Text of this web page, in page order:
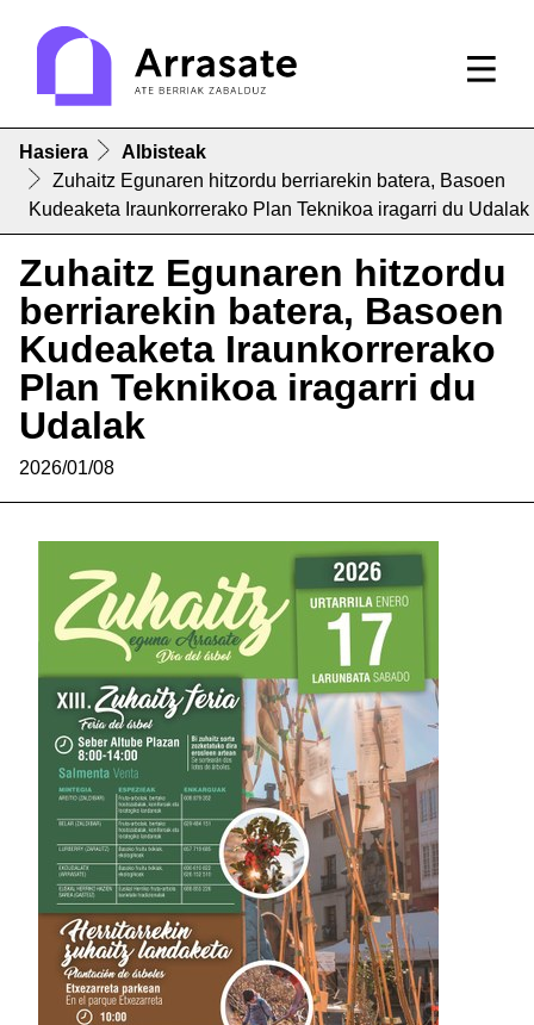
Hasiera
Albisteak
Zuhaitz Egunaren hitzordu berriarekin batera, Basoen
Kudeaketa Iraunkorrerako Plan Teknikoa iragarri du Udalak
Zuhaitz Egunaren hitzordu
berriarekin batera, Basoen
Kudeaketa Iraunkorrerako
Plan Teknikoa iragarri du
Udalak
2026/01/08